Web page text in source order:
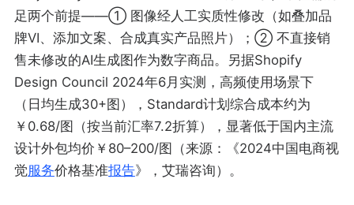
足两个前提——① 图像经人工实质性修改（如叠加品
牌VI、添加文案、合成真实产品照片）；② 不直接销
售未修改的AI生成图作为数字商品。另据Shopify
Design Council 2024年6月实测，高频使用场景下
（日均生成30+图），Standard计划综合成本约为
￥0.68/图（按当前汇率7.2折算），显著低于国内主流
设计外包均价￥80–200/图（来源：《2024中国电商视
觉服务价格基准报告》，艾瑞咨询）。